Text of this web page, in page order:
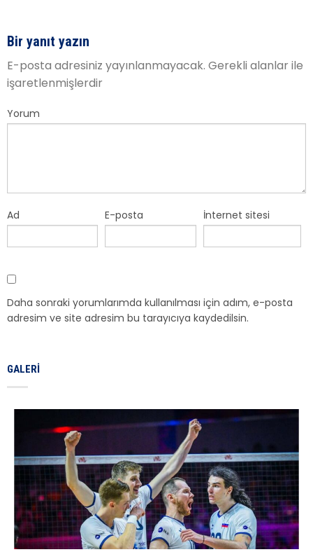
Bir yanıt yazın
E-posta adresiniz yayınlanmayacak. Gerekli alanlar ile
işaretlenmişlerdir
Yorum
Ad E-posta İnternet sitesi
Daha sonraki yorumlarımda kullanılması için adım, e-posta
adresim ve site adresim bu tarayıcıya kaydedilsin.
GALERI